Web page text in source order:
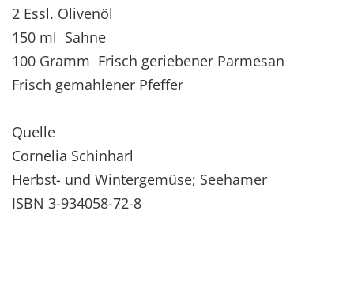
2 Essl. Olivenöl
150 ml Sahne
100 Gramm Frisch geriebener Parmesan
Frisch gemahlener Pfeffer
Quelle
Cornelia Schinharl
Herbst- und Wintergemüse; Seehamer
ISBN 3-934058-72-8